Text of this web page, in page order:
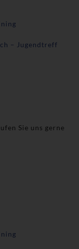
– Jugendtreff
Sie uns gerne